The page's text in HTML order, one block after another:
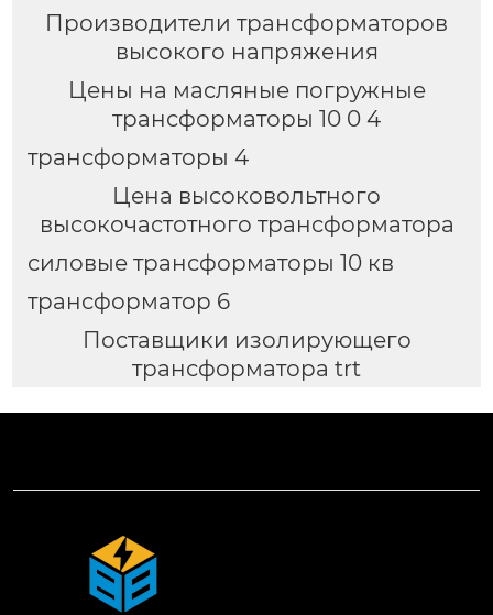
Производители трансформаторов
высокого напряжения
Цены на масляные погружные
трансформаторы 10 0 4
трансформаторы 4
Цена высоковольтного
высокочастотного трансформатора
силовые трансформаторы 10 кв
трансформатор 6
Поставщики изолирующего
трансформатора trt